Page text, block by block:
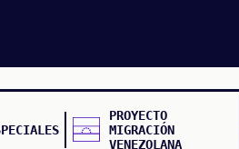
PROYECTO
MIGRACIÓN
VENEZOLANA